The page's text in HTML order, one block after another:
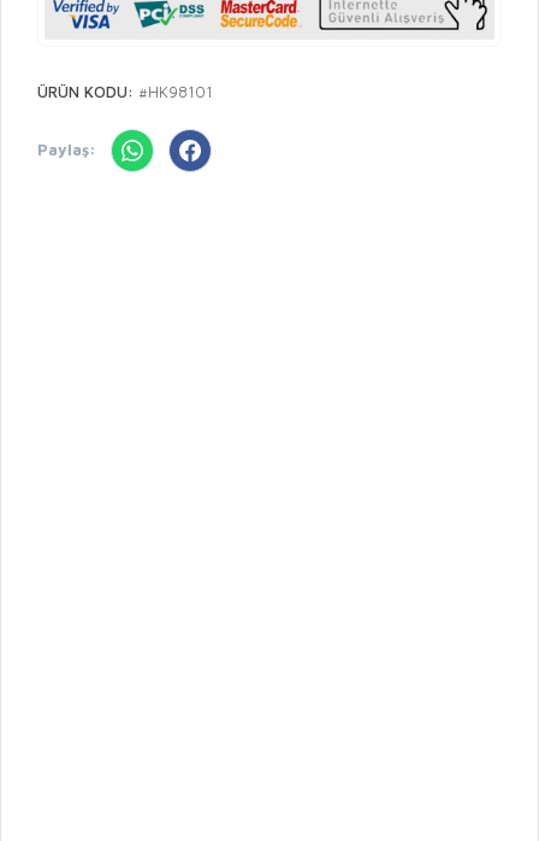
ÜRÜN KODU: #HK98101
Paylaş: